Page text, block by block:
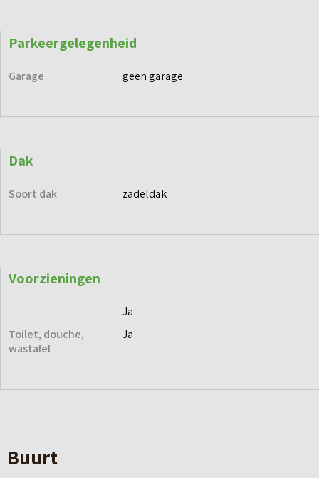
Parkeergelegenheid
Garage geen garage
Dak
Soort dak zadeldak
Voorzieningen
Ja
Toilet, douche,
wastafel
Ja
Buurt